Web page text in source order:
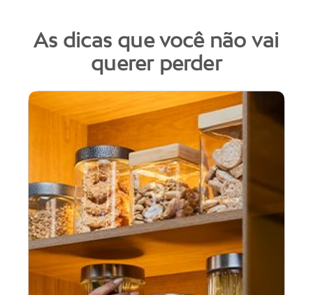
As dicas que você não vai
querer perder